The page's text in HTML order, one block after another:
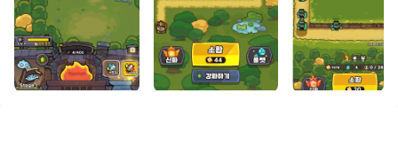
티어에따라달라지는 전략–신화캐릭터우선육성추천